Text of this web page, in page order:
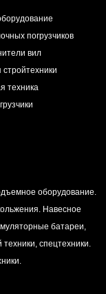
погрузчиков
вил
техника
оборудование.
Навесное
батареи,
спецтехники.